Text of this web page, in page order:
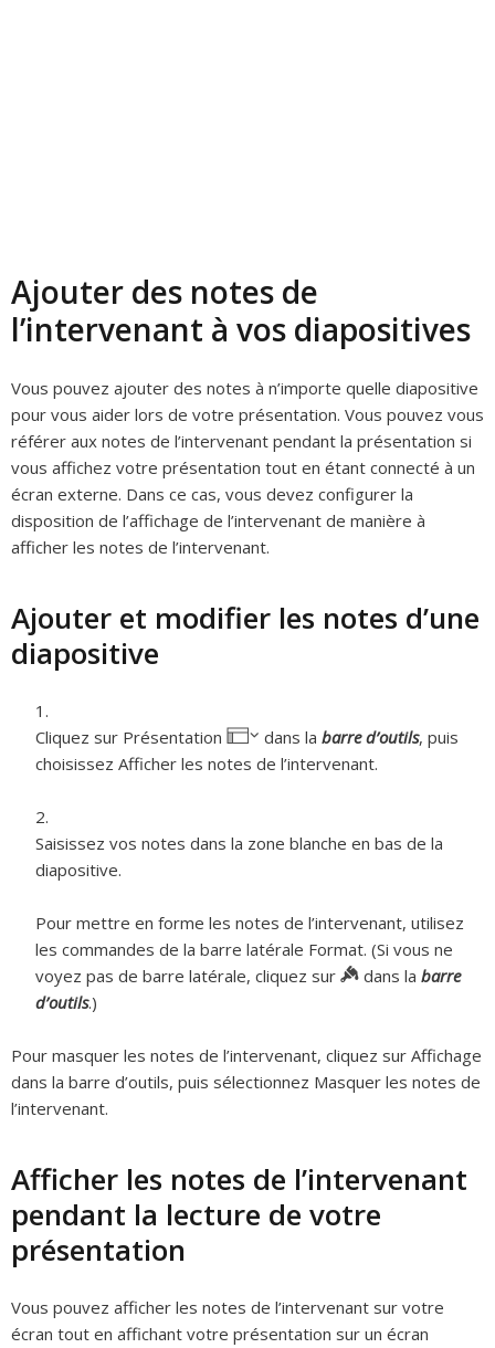
Ajouter des notes de
l’intervenant à vos diapositives
Vous pouvez ajouter des notes à n’importe quelle diapositive
pour vous aider lors de votre présentation. Vous pouvez vous
référer aux notes de l’intervenant pendant la présentation si
vous affichez votre présentation tout en étant connecté à un
écran externe. Dans ce cas, vous devez configurer la
disposition de l’affichage de l’intervenant de manière à
afficher les notes de l’intervenant.
Ajouter et modifier les notes d’une
diapositive
Cliquez sur Présentation dans la barre d’outils, puis
choisissez Afficher les notes de l’intervenant.
Saisissez vos notes dans la zone blanche en bas de la
diapositive.
Pour mettre en forme les notes de l’intervenant, utilisez
les commandes de la barre latérale Format. (Si vous ne
voyez pas de barre latérale, cliquez sur
dans la barre
d’outils.)
Pour masquer les notes de l’intervenant, cliquez sur Affichage
dans la barre d’outils, puis sélectionnez Masquer les notes de
l’intervenant.
Afficher les notes de l’intervenant
pendant la lecture de votre
présentation
Vous pouvez afficher les notes de l’intervenant sur votre
écran tout en affichant votre présentation sur un écran